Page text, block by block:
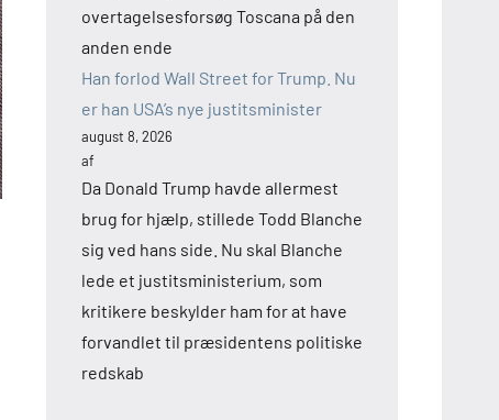
overtagelsesforsøg Toscana på den
anden ende
Han forlod Wall Street for Trump. Nu
er han USA’s nye justitsminister
august 8, 2026
af
Da Donald Trump havde allermest
brug for hjælp, stillede Todd Blanche
sig ved hans side. Nu skal Blanche
lede et justitsministerium, som
kritikere beskylder ham for at have
forvandlet til præsidentens politiske
redskab